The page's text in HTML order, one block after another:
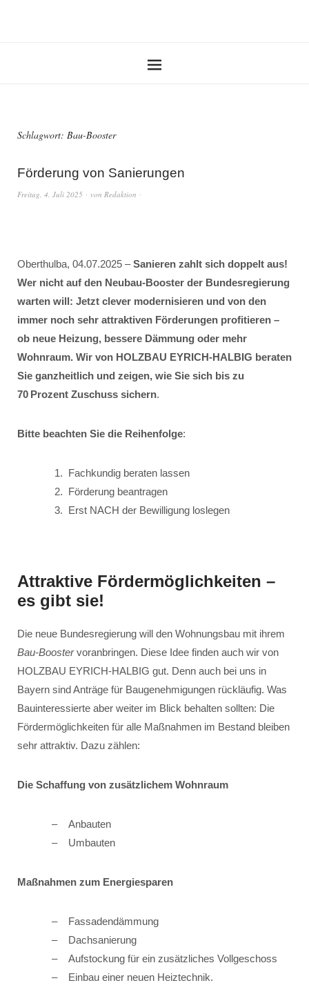
Schlagwort: Bau-Booster
Förderung von Sanierungen
Freitag, 4. Juli 2025 von Redaktion
Oberthulba, 04.07.2025 –Sanieren zahlt sich doppelt aus!
Wer nicht auf den Neubau-Booster der Bundesregierung
warten will: Jetzt clever modernisieren und von den
immer noch sehr attraktiven Förderungen profitieren –
ob neue Heizung, bessere Dämmung oder mehr
Wohnraum. Wir von HOLZBAU EYRICH-HALBIG beraten
Sie ganzheitlich und zeigen, wie Sie sich bis zu
70 Prozent Zuschuss sichern.
Bitte beachten Sie die Reihenfolge:
Fachkundig beraten lassen
Förderung beantragen
Erst NACH der Bewilligung loslegen
Attraktive Fördermöglichkeiten –
es gibt sie!
Die neue Bundesregierung will den Wohnungsbau mit ihrem
Bau-Boostervoranbringen. Diese Idee finden auch wir von
HOLZBAU EYRICH-HALBIG gut. Denn auch bei uns in
Bayern sind Anträge für Baugenehmigungen rückläufig. Was
Bauinteressierte aber weiter im Blick behalten sollten: Die
Fördermöglichkeiten für alle Maßnahmen im Bestand bleiben
sehr attraktiv. Dazu zählen:
Die Schaffung von zusätzlichem Wohnraum
Anbauten
Umbauten
Maßnahmen zum Energiesparen
Fassadendämmung
Dachsanierung
Aufstockung für ein zusätzliches Vollgeschoss
Einbau einer neuen Heiztechnik.